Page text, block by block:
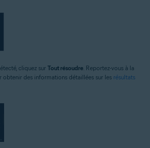
cliquez sur Tout résoudre. Reportez-vous à la
obtenir des informations détaillées sur les résultats